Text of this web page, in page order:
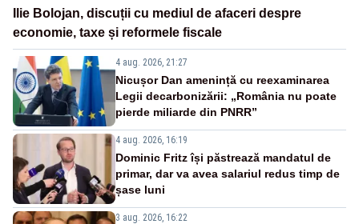
Ilie Bolojan, discuții cu mediul de afaceri despre
economie, taxe și reformele fiscale
4 aug. 2026, 21:27
Nicușor Dan amenință cu reexaminarea
Legii decarbonizării: „România nu poate
pierde miliarde din PNRR”
4 aug. 2026, 16:19
Dominic Fritz își păstrează mandatul de
primar, dar va avea salariul redus timp de
șase luni
3 aug. 2026, 16:22